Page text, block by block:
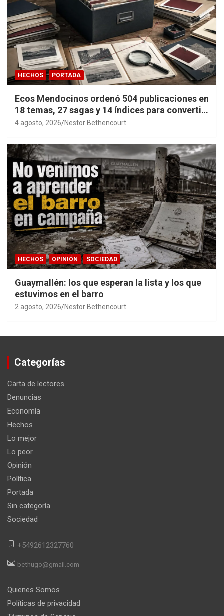
HECHOS PORTADA
Ecos Mendocinos ordenó 504 publicaciones en
18 temas, 27 sagas y 14 índices para convertir
años de investigación en memoria pública
4 agosto, 2026 Nestor Bethencourt
HECHOS OPINIÓN SOCIEDAD
Guaymallén: los que esperan la lista y los que
estuvimos en el barro
2 agosto, 2026 Nestor Bethencourt
Categorías
Carta de lectores
Denuncias
Economía
Hechos
Lo mejor
Lo peor
Opinión
Política
Portada
Sin categoría
Sociedad
+5492612327760
bethugo@gmail.com
Quienes Somos
Políticas de privacidad